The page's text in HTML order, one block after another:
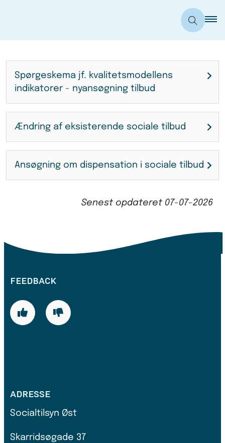
Spørgeskema jf. kvalitetsmodellens
indikatorer - nyansøgning tilbud
Ændring af eksisterende sociale tilbud
Ansøgning om dispensation i sociale tilbud
Senest opdateret 07-07-2026
FEEDBACK
ADRESSE
Socialtilsyn Øst
Skarridsøgade 37